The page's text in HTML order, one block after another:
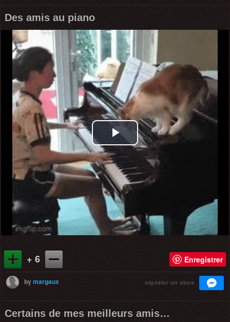
Des amis au piano
Play
Video
+ 6 Enregistrer
bymargaux signaler un abus
Certains de mes meilleurs amis…